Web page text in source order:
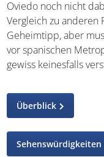
Oviedo noch nicht
Vergleich zu anderen
Geheimtipp, aber
vor spanischen
gewiss keinesfalls
Überblick
Sehenswürdigkeiten